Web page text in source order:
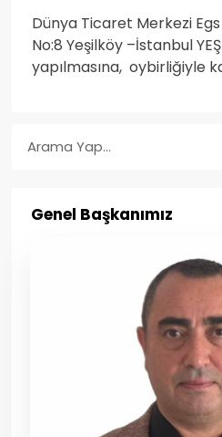
Dünya Ticaret Merkezi
No:8 Yeşilköy –İstanbul
yapılmasına, oybirliğiyle
Genel Başkanımız